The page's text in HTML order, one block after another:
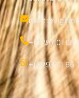
+(229) 01 66
+(229) 01 66